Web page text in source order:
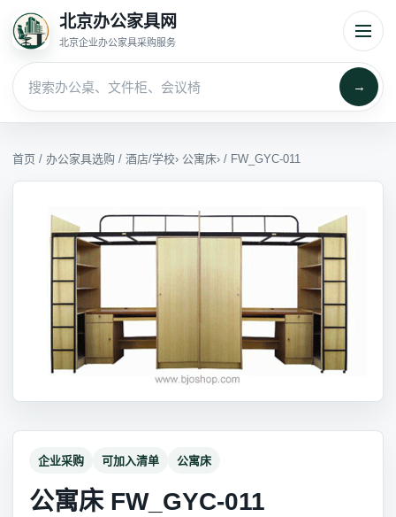
北京办公家具网
北京企业办公家具采购服务
→
首页 / 办公家具选购 / 酒店/学校› 公寓床› / FW_GYC-011
企业采购 可加入清单 公寓床
公寓床 FW_GYC-011